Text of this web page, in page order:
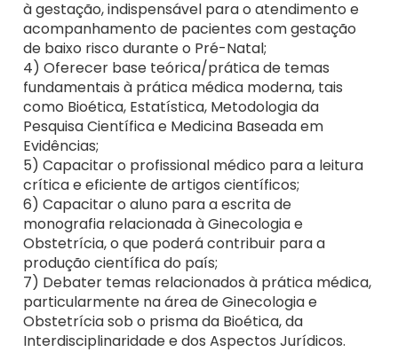
à gestação, indispensável para o atendimento e
acompanhamento de pacientes com gestação
de baixo risco durante o Pré-Natal;
4) Oferecer base teórica/prática de temas
fundamentais à prática médica moderna, tais
como Bioética, Estatística, Metodologia da
Pesquisa Científica e Medicina Baseada em
Evidências;
5) Capacitar o profissional médico para a leitura
crítica e eficiente de artigos científicos;
6) Capacitar o aluno para a escrita de
monografia relacionada à Ginecologia e
Obstetrícia, o que poderá contribuir para a
produção científica do país;
7) Debater temas relacionados à prática médica,
particularmente na área de Ginecologia e
Obstetrícia sob o prisma da Bioética, da
Interdisciplinaridade e dos Aspectos Jurídicos.